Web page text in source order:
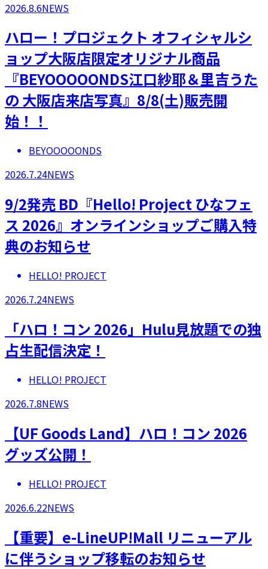
2026.8.6NEWS
ハロー！プロジェクト オフィシャルシ
ョップ大阪店限定オリジナル商品
『BEYOOOOONDS江口紗耶＆里吉うた
の 大阪店来店写真』8/8(土)販売開
始！！
BEYOOOOONDS
2026.7.24NEWS
9/2発売 BD『Hello! Project ひなフェ
ス 2026』オンラインショップご購入特
典のお知らせ
HELLO! PROJECT
2026.7.24NEWS
「ハロ！コン 2026」Hulu見放題での独
占生配信決定！
HELLO! PROJECT
2026.7.8NEWS
【UF Goods Land】ハロ！コン 2026
グッズ公開！
HELLO! PROJECT
2026.6.22NEWS
【重要】e-LineUP!Mall リニューアル
に伴うショップ移転のお知らせ